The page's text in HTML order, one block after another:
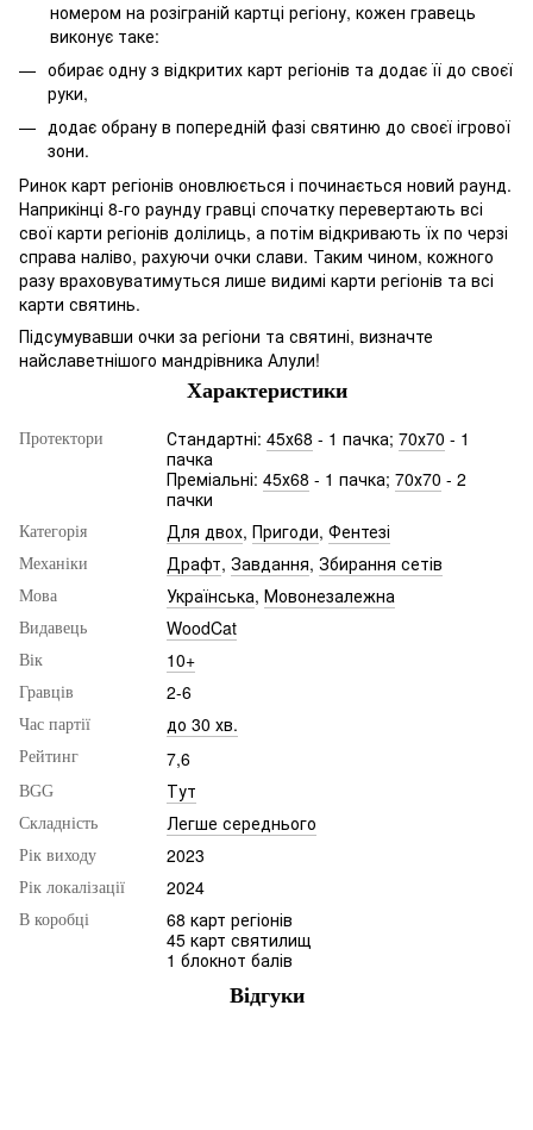
номером на розіграній картці регіону, кожен гравець
виконує таке:
обирає одну з відкритих карт регіонів та додає її до своєї
руки,
додає обрану в попередній фазі святиню до своєї ігрової
зони.
Ринок карт регіонів оновлюється і починається новий раунд.
Наприкінці 8-го раунду гравці спочатку перевертають всі
свої карти регіонів долілиць, а потім відкривають їх по черзі
справа наліво, рахуючи очки слави. Таким чином, кожного
разу враховуватимуться лише видимі карти регіонів та всі
карти святинь.
Підсумувавши очки за регіони та святині, визначте
найславетнішого мандрівника Алули!
Характеристики
Протектори Стандартні: 45х68 - 1 пачка; 70х70 - 1
пачка
Преміальні: 45х68 - 1 пачка; 70х70 - 2
пачки
Категорія Для двох, Пригоди, Фентезі
Механіки Драфт, Завдання, Збирання сетів
Мова Українська, Мовонезалежна
Видавець WoodCat
Вік 10+
Гравців 2-6
Час партії до 30 хв.
Рейтинг 7,6
BGG Тут
Складність Легше середнього
Рік виходу 2023
Рік локалізації 2024
В коробці
68 карт регіонів
45 карт святилищ
1 блокнот балів
Відгуки